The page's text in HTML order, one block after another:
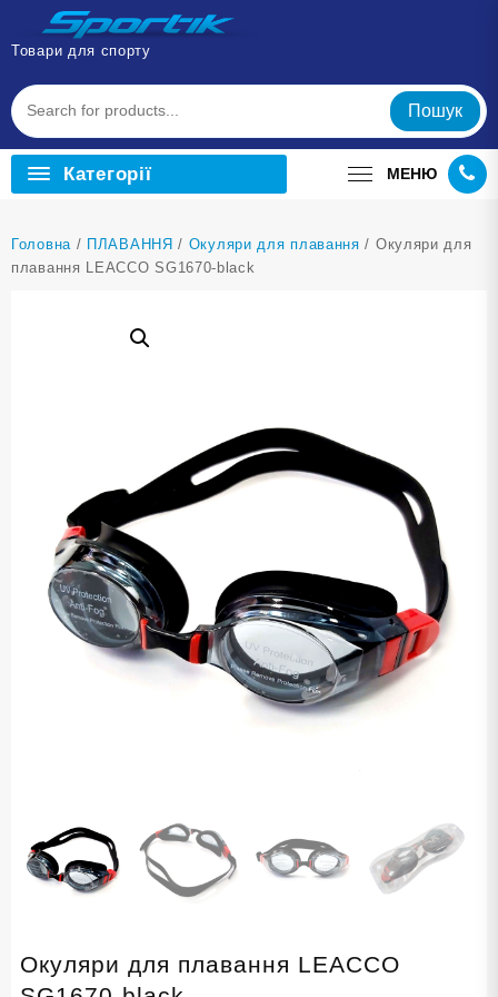
Перейти
вмісту
Товари для спорту
Пошук
Категорії МЕНЮ
Головна / ПЛАВАННЯ / Окуляри для плавання / Окуляри для
плавання LEACCO SG1670-black
Окуляри для плавання LEACCO